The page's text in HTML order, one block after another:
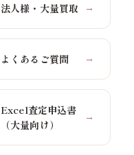
法人様・大量買取 →
よくあるご質問 →
Excel査定申込書
（大量向け）
→